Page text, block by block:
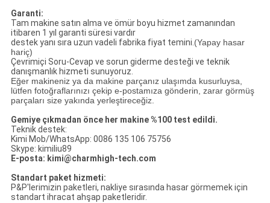
Garanti:
Tam makine satın alma ve ömür boyu hizmet zamanından
itibaren 1 yıl garanti süresi vardır
destek yanı sıra uzun vadeli fabrika fiyat temini. (Yapay hasar
hariç)
Çevrimiçi Soru-Cevap ve sorun giderme desteği ve teknik
danışmanlık hizmeti sunuyoruz.
Eğer makineniz ya da makine parçanız ulaşımda kusurluysa,
lütfen fotoğraflarınızı çekip e-postamıza gönderin, zarar görmüş
parçaları size yakında yerleştireceğiz.
Gemiye çıkmadan önce her makine %100 test edildi.
Teknik destek:
Kimi Mob/WhatsApp: 0086 135 106 75756
Skype: kimiliu89
E-posta: kimi@charmhigh-tech.com
Standart paket hizmeti:
P&P'lerimizin paketleri, nakliye sırasında hasar görmemek için
standart ihracat ahşap paketleridir.